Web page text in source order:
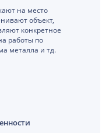
на место
объект,
конкретное
работы по
металла и тд.